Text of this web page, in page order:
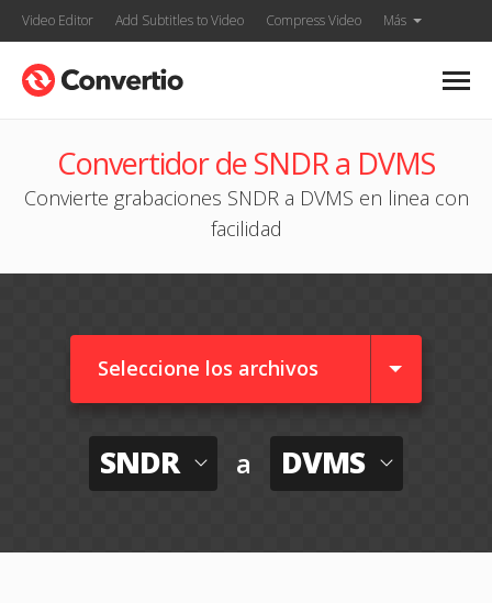
Video Editor Add Subtitles to Video Compress Video Más
Convertidor de SNDR a DVMS
Convierte grabaciones SNDR a DVMS en linea con
facilidad
Seleccione los archivos
SNDR a DVMS